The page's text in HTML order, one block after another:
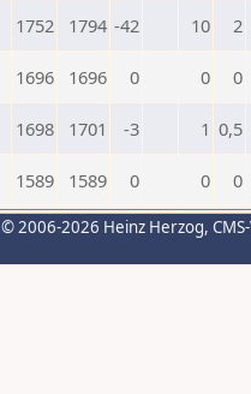
1752 1794 -42 10 2
1696 1696 0 0 0
1698 1701 -3 1 0,5
1589 1589 0 0 0
© 2006-2026 Heinz Herzog,